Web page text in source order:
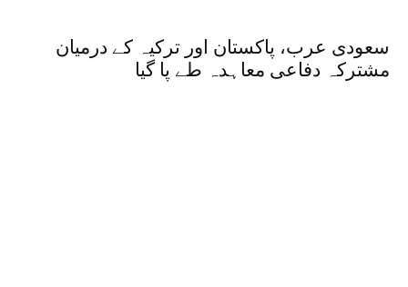
سعودی عرب، پاکستان اور ترکیہ کے درمیان
مشترکہ دفاعی معاہدہ طے پا گیا